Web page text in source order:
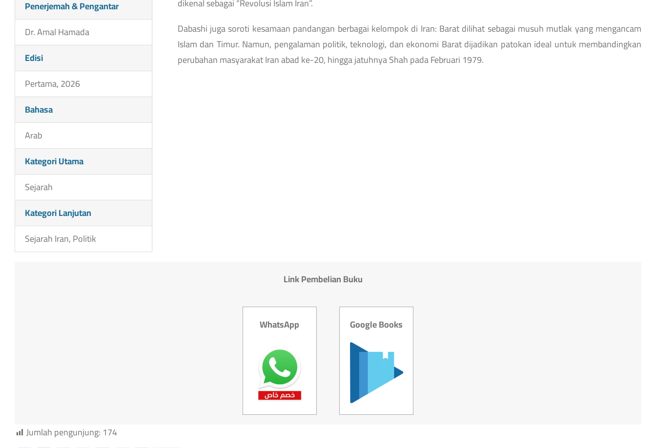
Penerjemah & Pengantar
Dr. Amal Hamada
Edisi
Pertama, 2026
Bahasa
Arab
Kategori Utama
Sejarah
Kategori Lanjutan
Sejarah Iran, Politik
dikenal sebagai “Revolusi Islam Iran”.
Dabashi juga soroti kesamaan pandangan berbagai kelompok di Iran: Barat dilihat sebagai musuh mutlak yang mengancam
Islam dan Timur. Namun, pengalaman politik, teknologi, dan ekonomi Barat dijadikan patokan ideal untuk membandingkan
perubahan masyarakat Iran abad ke-20, hingga jatuhnya Shah pada Februari 1979.
Link Pembelian Buku
WhatsApp Google Books
Jumlah pengunjung: 174